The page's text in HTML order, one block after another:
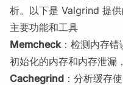
析。以下是 Valgrind 提供
主要功能和工具
Memcheck：检测内存错
初始化的内存和内存泄漏
Cachegrind ：分析缓存